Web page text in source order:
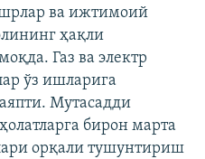
ва ижтимоий
ҳақли
Газ ва электр
ўз ишларига
Мутасадди
бирон марта
орқали тушунтириш